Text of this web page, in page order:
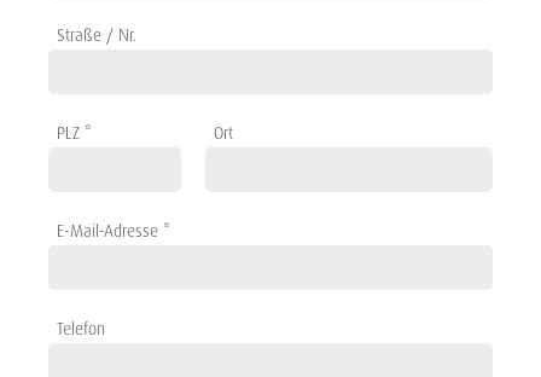
Straße / Nr.
PLZ * Ort
E-Mail-Adresse *
Telefon